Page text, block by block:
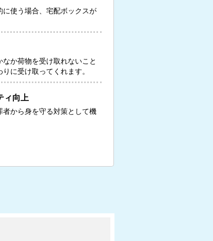
使う場合、宅配ボックスが
か荷物を受け取れないこと
に受け取ってくれます。
ィ向上
から身を守る対策として機